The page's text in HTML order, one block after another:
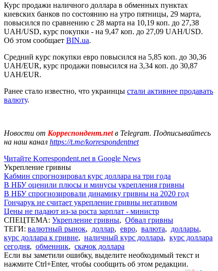
Курс продажи наличного доллара в обменных пунктах
киевских банков по состоянию на утро пятницы, 29 марта,
повысился по сравнению с 28 марта на 10,19 коп. до 27,38
UAH/USD, курс покупки - на 9,47 коп. до 27,09 UAH/USD.
Об этом сообщает BIN.ua.
Средний курс покупки евро повысился на 5,85 коп. до 30,36
UAH/EUR, курс продажи повысился на 3,34 коп. до 30,87
UAH/EUR.
Ранее стало известно, что украинцы стали активнее продавать
валюту.
Новости от Корреспондент.netв Telegram. Подписывайтесь
на наш канал https://t.me/korrespondentnet
Читайте Korrespondent.net в Google News
Укрепление гривны
Кабмин спрогнозировал курс доллара на три года
В НБУ оценили плюсы и минусы укрепления гривны
В НБУ спрогнозировали динамику гривны на 2020 год
Гончарук не считает укрепление гривны негативом
Цены не падают из-за роста зарплат - министр
СПЕЦТЕМА: Укрепление гривны, Обвал гривны
ТЕГИ: валютный рынок, доллар, евро, валюта, доллары,
курс доллара к гривне, наличный курс доллара, курс доллара
сегодня, обменник, скачок доллара
Если вы заметили ошибку, выделите необходимый текст и
нажмите Ctrl+Enter, чтобы сообщить об этом редакции.